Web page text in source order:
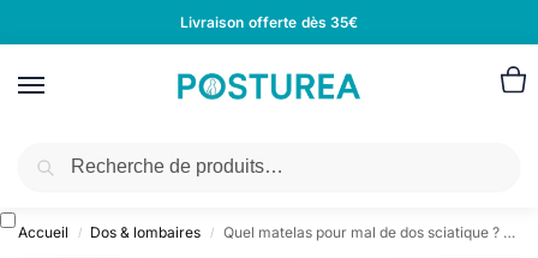
Livraison offerte dès 35€
Accueil / Dos & lombaires / Quel matelas pour mal de dos sciatique ? Notre avis